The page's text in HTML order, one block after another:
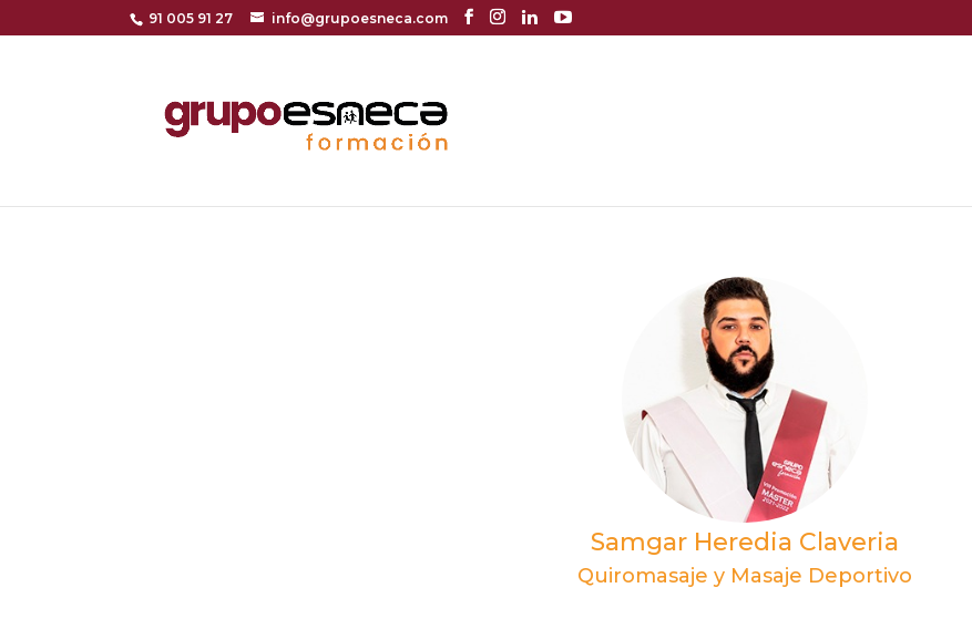
91 005 91 27 info@grupoesneca.com
Samgar Heredia Claveria
Quiromasaje y Masaje Deportivo